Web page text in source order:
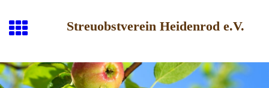
Streuobstverein Heidenrod e.V.